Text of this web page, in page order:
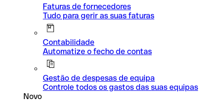
Faturas de fornecedores
Tudo para gerir as suas faturas
Contabilidade
Automatize o fecho de contas
Gestão de despesas de equipa
Controle todos os gastos das suas equipas
Novo